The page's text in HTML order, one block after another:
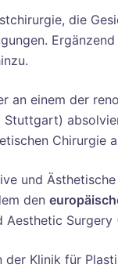
die
an einem der
Stuttgart)
Chirurgie
und
den
Aesthetic Surgery
Klinik für